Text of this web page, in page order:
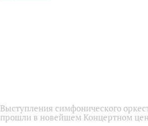
Выступления симфонического
прошли в новейшем Концертном